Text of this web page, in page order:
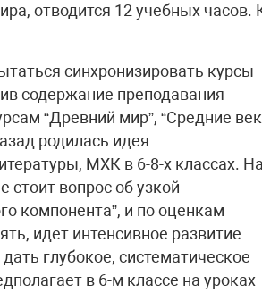
отводится 12 учебных часов.
синхронизировать курсы
содержание преподавания
“Древний мир”, “Средние
родилась идея
МХК в 6-8-х классах.
стоит вопрос об узкой
компонента”, и по оценкам
идет интенсивное развитие
глубокое, систематическое
в 6-м классе на уроках